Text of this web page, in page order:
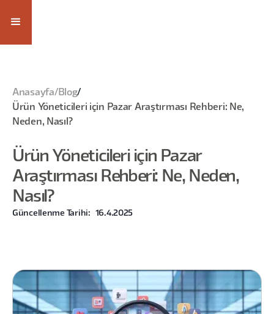
Anasayfa/ Blog/
Ürün Yöneticileri için Pazar Araştırması Rehberi: Ne,
Neden, Nasıl?
Ürün Yöneticileri için Pazar
Araştırması Rehberi: Ne, Neden,
Nasıl?
Güncellenme Tarihi: 16.4.2025